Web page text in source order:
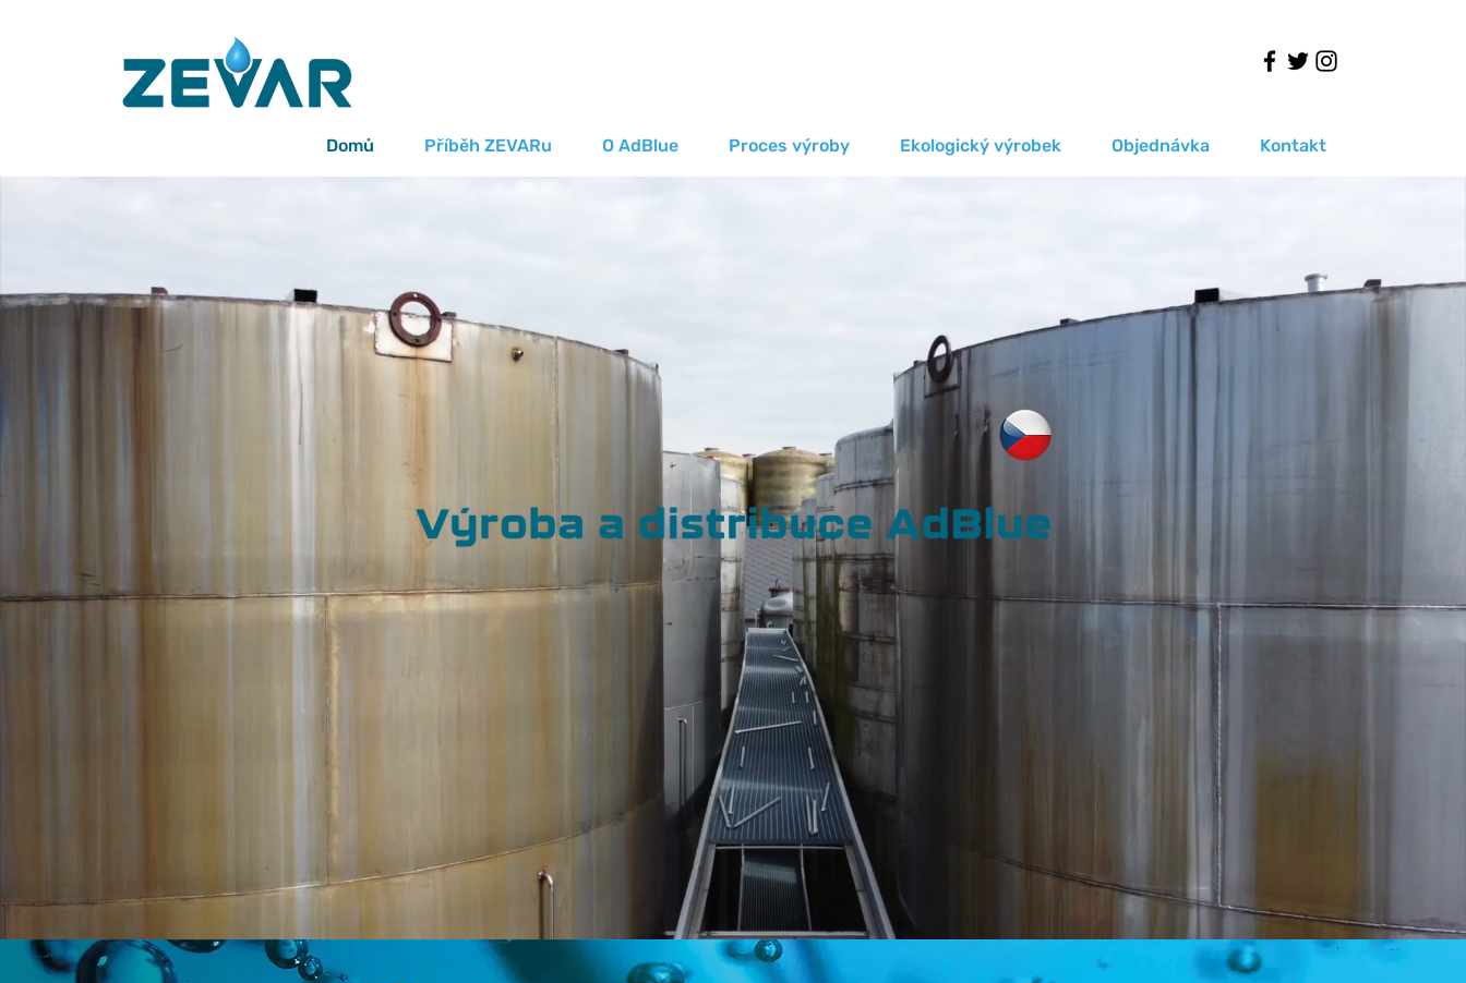
Domů Příběh ZEVARu O AdBlue Proces výroby Ekologický výrobek Objednávka Kontakt